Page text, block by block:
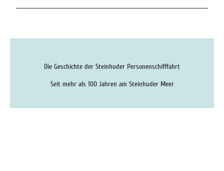
Die Geschichte der Steinhuder Personenschifffahrt
Seit mehr als 100 Jahren am Steinhuder Meer